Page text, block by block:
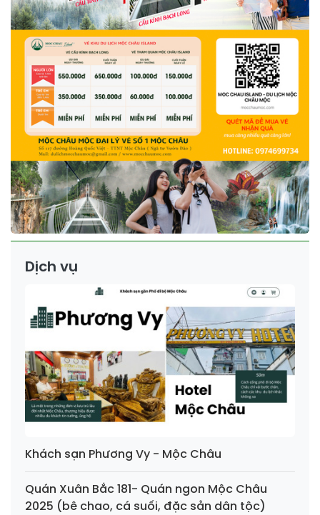
Dịch vụ
Khách sạn Phương Vy - Mộc Châu
Quán Xuân Bắc 181- Quán ngon Mộc Châu
2025 (bê chao, cá suối, đặc sản dân tộc)